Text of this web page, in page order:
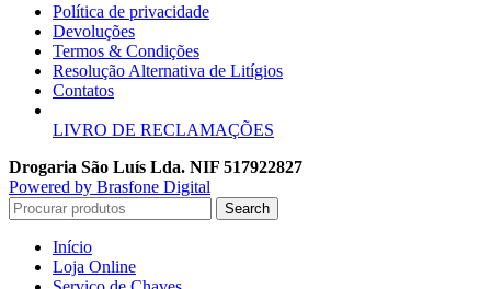
Política de privacidade
Devoluções
Termos & Condições
Resolução Alternativa de Litígios
Contatos
LIVRO DE RECLAMAÇÕES
Drogaria São Luís Lda. NIF 517922827
Powered by Brasfone Digital
Search
Início
Loja Online